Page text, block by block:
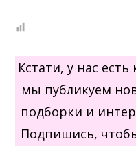
Кстати, у нас
мы публикуем
подборки и
Подпишись,